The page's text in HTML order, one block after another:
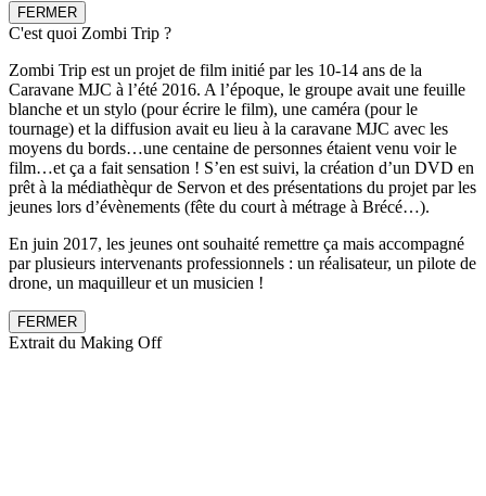
FERMER
C'est quoi Zombi Trip ?
Zombi Trip est un projet de film initié par les 10-14 ans de la
Caravane MJC à l’été 2016. A l’époque, le groupe avait une feuille
blanche et un stylo (pour écrire le film), une caméra (pour le
tournage) et la diffusion avait eu lieu à la caravane MJC avec les
moyens du bords…une centaine de personnes étaient venu voir le
film…et ça a fait sensation ! S’en est suivi, la création d’un DVD en
prêt à la médiathèqur de Servon et des présentations du projet par les
jeunes lors d’évènements (fête du court à métrage à Brécé…).
En juin 2017, les jeunes ont souhaité remettre ça mais accompagné
par plusieurs intervenants professionnels : un réalisateur, un pilote de
drone, un maquilleur et un musicien !
FERMER
Extrait du Making Off